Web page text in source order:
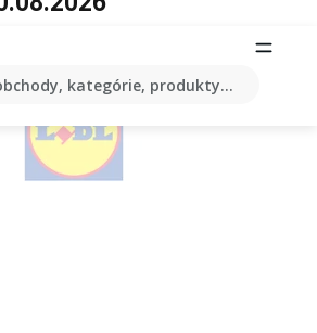
kategórie, produkty...